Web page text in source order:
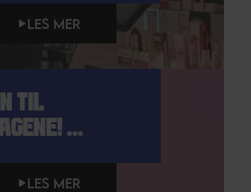
LES MER
TIL
...
LES MER